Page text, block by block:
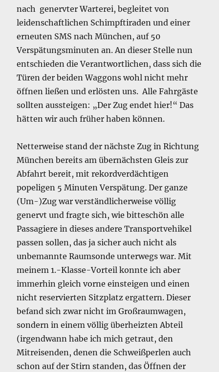
nach genervter Warterei, begleitet von
leidenschaftlichen Schimpftiraden und einer
erneuten SMS nach München, auf 50
Verspätungsminuten an. An dieser Stelle nun
entschieden die Verantwortlichen, dass sich die
Türen der beiden Waggons wohl nicht mehr
öffnen ließen und erlösten uns. Alle Fahrgäste
sollten aussteigen: „Der Zug endet hier!“ Das
hätten wir auch früher haben können.
Netterweise stand der nächste Zug in Richtung
München bereits am übernächsten Gleis zur
Abfahrt bereit, mit rekordverdächtigen
popeligen 5 Minuten Verspätung. Der ganze
(Um-)Zug war verständlicherweise völlig
genervt und fragte sich, wie bitteschön alle
Passagiere in dieses andere Transportvehikel
passen sollen, das ja sicher auch nicht als
unbemannte Raumsonde unterwegs war. Mit
meinem 1.-Klasse-Vorteil konnte ich aber
immerhin gleich vorne einsteigen und einen
nicht reservierten Sitzplatz ergattern. Dieser
befand sich zwar nicht im Großraumwagen,
sondern in einem völlig überheizten Abteil
(irgendwann habe ich mich getraut, den
Mitreisenden, denen die Schweißperlen auch
schon auf der Stirn standen, das Öffnen der